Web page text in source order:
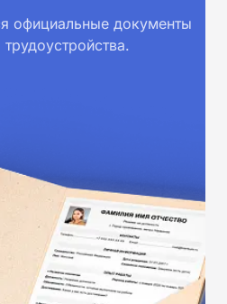
официальные документы